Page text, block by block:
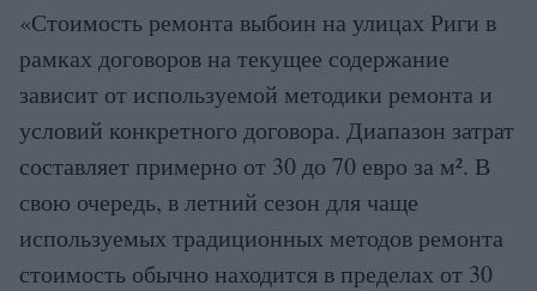
«Стоимость ремонта выбоин на улицах Риги в
рамках договоров на текущее содержание
зависит от используемой методики ремонта и
условий конкретного договора. Диапазон затрат
составляет примерно от 30 до 70 евро за м². В
свою очередь, в летний сезон для чаще
используемых традиционных методов ремонта
стоимость обычно находится в пределах от 30